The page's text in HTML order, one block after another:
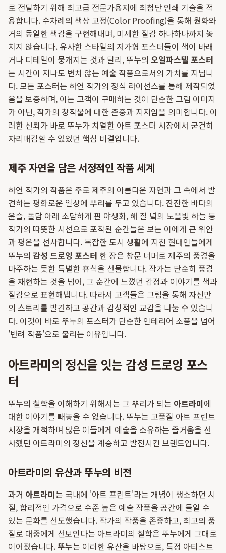
로 전달하기 위해 최고급 전문가용지에 최첨단 인쇄 기술을 적
용합니다. 수차례의 색상 교정(Color Proofing)을 통해 원화와
거의 동일한 색감을 구현해내며, 미세한 질감 하나하나까지 놓
치지 않습니다. 유사한 스타일의 저가형 포스터들이 색이 바래
거나 디테일이 뭉개지는 것과 달리, 뚜누의 오일파스텔 포스터
는 시간이 지나도 변치 않는 예술 작품으로서의 가치를 지닙니
다. 모든 포스터는 하연 작가의 정식 라이선스를 통해 제작되었
음을 보증하며, 이는 고객이 구매하는 것이 단순한 그림 이미지
가 아닌, 작가의 창작물에 대한 존중과 지지임을 의미합니다. 이
러한 신뢰가 바로 뚜누가 치열한 아트 포스터 시장에서 굳건히
자리매김할 수 있었던 핵심 비결입니다.
제주 자연을 담은 서정적인 작품 세계
하연 작가의 작품은 주로 제주의 아름다운 자연과 그 속에서 발
견하는 평화로운 일상에 뿌리를 두고 있습니다. 잔잔한 바다의
윤슬, 돌담 아래 소담하게 핀 야생화, 해 질 녘의 노을빛 하늘 등
작가의 따뜻한 시선으로 포착된 순간들은 보는 이에게 큰 위안
과 평온을 선사합니다. 복잡한 도시 생활에 지친 현대인들에게
뚜누의 감성 드로잉 포스터 한 장은 창문 너머로 제주의 풍경을
마주하는 듯한 특별한 휴식을 선물합니다. 작가는 단순히 풍경
을 재현하는 것을 넘어, 그 순간에 느꼈던 감정과 이야기를 색과
질감으로 표현해냅니다. 따라서 고객들은 그림을 통해 자신만
의 스토리를 발견하고 공간과 감성적인 교감을 나눌 수 있습니
다. 이것이 바로 뚜누의 포스터가 단순한 인테리어 소품을 넘어
'반려 작품'으로 불리는 이유입니다.
아트라미의 정신을 잇는 감성 드로잉 포스
터
뚜누의 철학을 이해하기 위해서는 그 뿌리가 되는 아트라미에
대한 이야기를 빼놓을 수 없습니다. 뚜누는 고품질 아트 프린트
시장을 개척하며 많은 이들에게 예술을 소유하는 즐거움을 선
사했던 아트라미의 정신을 계승하고 발전시킨 브랜드입니다.
아트라미의 유산과 뚜누의 비전
과거 아트라미는 국내에 '아트 프린트'라는 개념이 생소하던 시
절, 합리적인 가격으로 수준 높은 예술 작품을 공간에 들일 수
있는 문화를 선도했습니다. 작가의 작품을 존중하고, 최고의 품
질로 대중에게 선보인다는 아트라미의 철학은 뚜누에게 그대로
이어졌습니다.뚜누는 이러한 유산을 바탕으로, 특정 아티스트